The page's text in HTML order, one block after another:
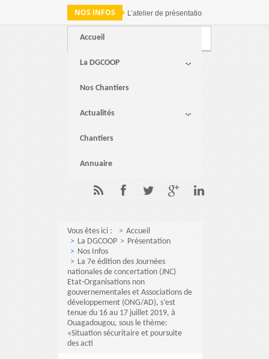
NOS INFOS L’atelier de présentation des résultats de
Accueil
La DGCOOP
Nos Chantiers
Actualités
Chantiers
Annuaire
Vous êtes ici :
Accueil
La DGCOOP
Présentation
Nos Infos
La 7e édition des Journées
nationales de concertation (JNC)
Etat-Organisations non
gouvernementales et Associations de
développement (ONG/AD), s’est
tenue du 16 au 17 juillet 2019, à
Ouagadougou, sous le thème:
«Situation sécuritaire et poursuite
des acti